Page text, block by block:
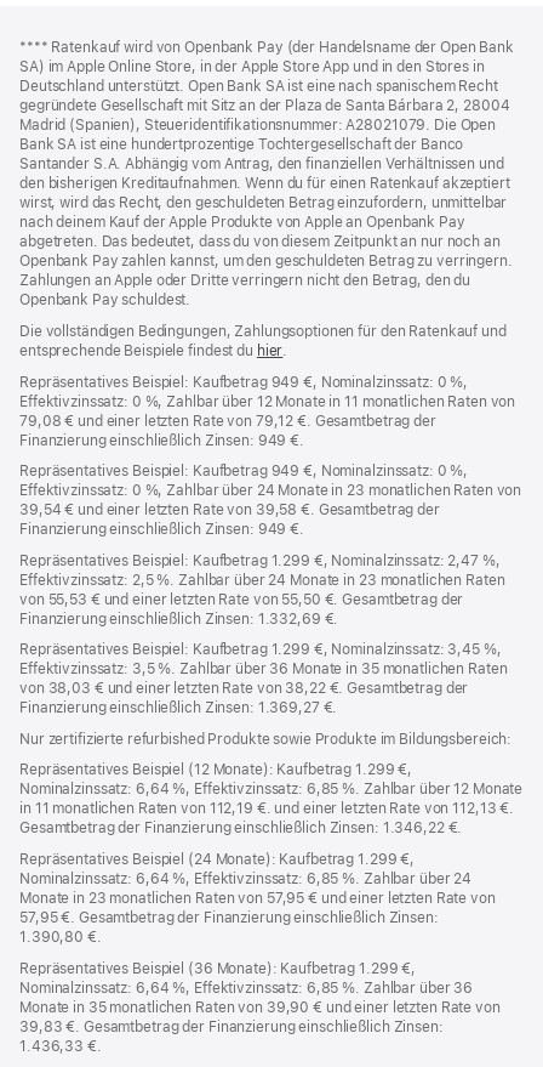
Fußnote
**** Ratenkauf wird von Openbank Pay (der Handelsname der Open Bank
SA) im Apple Online Store, in der Apple Store App und in den Stores in
Deutschland unterstützt. Open Bank SA ist eine nach spanischem Recht
gegründete Gesellschaft mit Sitz an der Plaza de Santa Bárbara 2, 28004
Madrid (Spanien), Steueridentifikationsnummer: A28021079. Die Open
Bank SA ist eine hundertprozentige Tochtergesellschaft der Banco
Santander S.A. Abhängig vom Antrag, den finanziellen Verhältnissen und
den bisherigen Kreditaufnahmen. Wenn du für einen Ratenkauf akzeptiert
wirst, wird das Recht, den geschuldeten Betrag einzufordern, unmittelbar
nach deinem Kauf der Apple Produkte von Apple an Openbank Pay
abgetreten. Das bedeutet, dass du von diesem Zeitpunkt an nur noch an
Openbank Pay zahlen kannst, um den geschuldeten Betrag zu verringern.
Zahlungen an Apple oder Dritte verringern nicht den Betrag, den du
Openbank Pay schuldest.
Die vollständigen Bedingungen, Zahlungsoptionen für den Ratenkauf und
entsprechende Beispiele findest du hier(Öffnet
neues
Fenster)
.
Repräsentatives Beispiel: Kaufbetrag 949 €, Nominalzinssatz: 0 %,
Effektivzinssatz: 0 %, Zahlbar über 12 Monate in 11 monatlichen Raten von
79,08 € und einer letzten Rate von 79,12 €. Gesamtbetrag der
Finanzierung einschließlich Zinsen: 949 €.
Repräsentatives Beispiel: Kaufbetrag 949 €, Nominalzinssatz: 0 %,
Effektivzinssatz: 0 %, Zahlbar über 24 Monate in 23 monatlichen Raten von
39,54 € und einer letzten Rate von 39,58 €. Gesamtbetrag der
Finanzierung einschließlich Zinsen: 949 €.
Repräsentatives Beispiel: Kaufbetrag 1.299 €, Nominalzinssatz: 2,47 %,
Effektivzinssatz: 2,5 %. Zahlbar über 24 Monate in 23 monatlichen Raten
von 55,53 € und einer letzten Rate von 55,50 €. Gesamtbetrag der
Finanzierung einschließlich Zinsen: 1.332,69 €.
Repräsentatives Beispiel: Kaufbetrag 1.299 €, Nominalzinssatz: 3,45 %,
Effektivzinssatz: 3,5 %. Zahlbar über 36 Monate in 35 monatlichen Raten
von 38,03 € und einer letzten Rate von 38,22 €. Gesamtbetrag der
Finanzierung einschließlich Zinsen: 1.369,27 €.
Nur zertifizierte refurbished Produkte sowie Produkte im Bildungsbereich:
Repräsentatives Beispiel (12 Monate): Kaufbetrag 1.299 €,
Nominalzinssatz: 6,64 %, Effektivzinssatz: 6,85 %. Zahlbar über 12 Monate
in 11 monatlichen Raten von 112,19 €. und einer letzten Rate von 112,13 €.
Gesamtbetrag der Finanzierung einschließlich Zinsen: 1.346,22 €.
Repräsentatives Beispiel (24 Monate): Kaufbetrag 1.299 €,
Nominalzinssatz: 6,64 %, Effektivzinssatz: 6,85 %. Zahlbar über 24
Monate in 23 monatlichen Raten von 57,95 € und einer letzten Rate von
57,95 €. Gesamtbetrag der Finanzierung einschließlich Zinsen:
1.390,80 €.
Repräsentatives Beispiel (36 Monate): Kaufbetrag 1.299 €,
Nominalzinssatz: 6,64 %, Effektivzinssatz: 6,85 %. Zahlbar über 36
Monate in 35 monatlichen Raten von 39,90 € und einer letzten Rate von
39,83 €. Gesamtbetrag der Finanzierung einschließlich Zinsen:
1.436,33 €.